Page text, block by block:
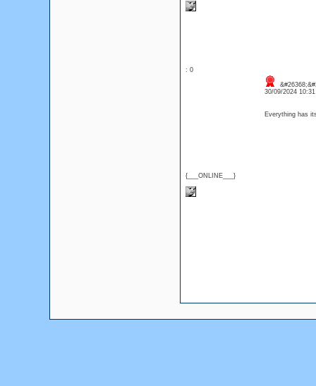
: 0
{___ONLINE___}
30/09/2024
Everything has